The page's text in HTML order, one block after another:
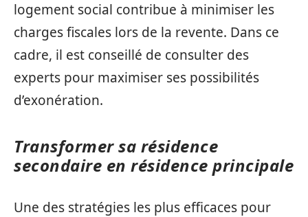
logement social contribue à minimiser les
charges fiscales lors de la revente. Dans ce
cadre, il est conseillé de consulter des
experts pour maximiser ses possibilités
d’exonération.
Transformer sa résidence
secondaire en résidence principale
Une des stratégies les plus efficaces pour